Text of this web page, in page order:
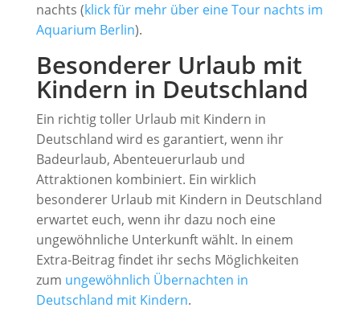
nachts (klick für mehr über eine Tour nachts im
Aquarium Berlin).
Besonderer Urlaub mit
Kindern in Deutschland
Ein richtig toller Urlaub mit Kindern in
Deutschland wird es garantiert, wenn ihr
Badeurlaub, Abenteuerurlaub und
Attraktionen kombiniert. Ein wirklich
besonderer Urlaub mit Kindern in Deutschland
erwartet euch, wenn ihr dazu noch eine
ungewöhnliche Unterkunft wählt. In einem
Extra-Beitrag findet ihr sechs Möglichkeiten
zum ungewöhnlich Übernachten in
Deutschland mit Kindern.